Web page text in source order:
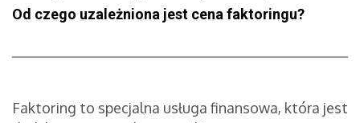
Od czego uzależniona jest cena faktoringu?
Faktoring to specjalna usługa finansowa, która jest